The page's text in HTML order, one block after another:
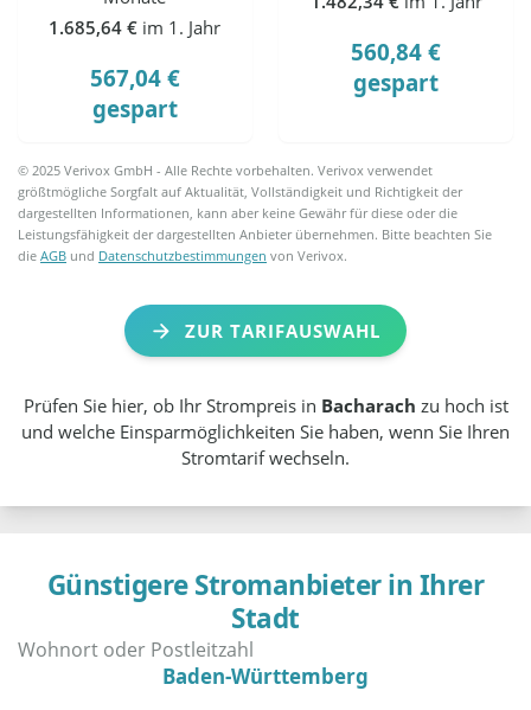
1.685,64 € im 1. Jahr
567,04 €
gespart
560,84 €
gespart
© 2025 Verivox GmbH - Alle Rechte vorbehalten. Verivox verwendet
größtmögliche Sorgfalt auf Aktualität, Vollständigkeit und Richtigkeit der
dargestellten Informationen, kann aber keine Gewähr für diese oder die
Leistungsfähigkeit der dargestellten Anbieter übernehmen. Bitte beachten Sie
dieAGB und Datenschutzbestimmungen von Verivox.
ZUR TARIFAUSWAHL
Prüfen Sie hier, ob Ihr Strompreis in Bacharach zu hoch ist
und welche Einsparmöglichkeiten Sie haben, wenn Sie Ihren
Stromtarif wechseln.
Günstigere Stromanbieter in Ihrer
Stadt
Baden-Württemberg